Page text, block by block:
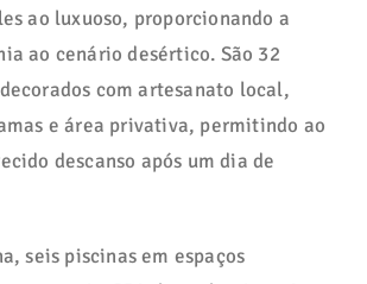
ao luxuoso, proporcionando a
ao cenário desértico. São 32
com artesanato local,
e área privativa, permitindo ao
descanso após um dia de
seis piscinas em espaços